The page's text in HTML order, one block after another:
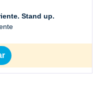
Stand up.